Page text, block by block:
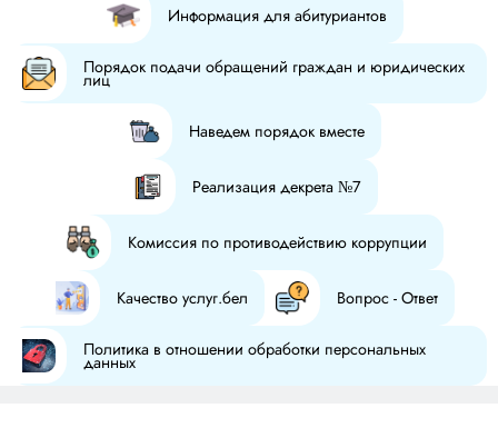
Информация для абитуриантов
Порядок подачи обращений граждан и юридических
лиц
Наведем порядок вместе
Реализация декрета №7
Комиссия по противодействию коррупции
Качество услуг.бел Вопрос - Ответ
Политика в отношении обработки персональных
данных